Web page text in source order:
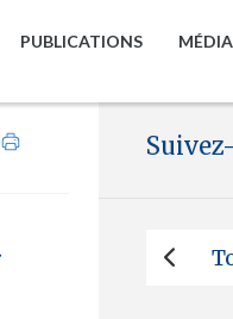
PUBLICATIONS